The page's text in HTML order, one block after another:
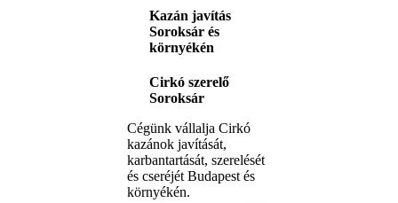
Kazán javítás
Soroksár és
környékén
Cirkó szerelő
Soroksár
Cégünk vállalja Cirkó
kazánok javítását,
karbantartását, szerelését
és cseréjét Budapest és
környékén.